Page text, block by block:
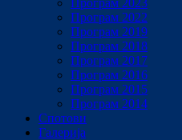
Програм 2023
Програм 2022
Програм 2019
Програм 2018
Програм 2017
Програм 2016
Програм 2015
Програм 2014
Спотови
Галерија